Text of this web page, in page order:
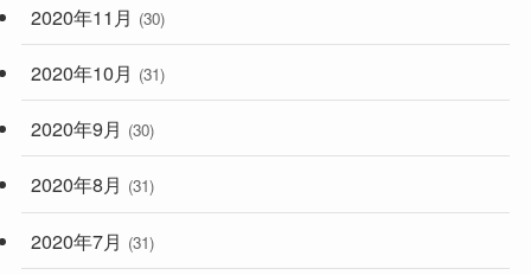
2020年11月 (30)
2020年10月 (31)
2020年9月 (30)
2020年8月 (31)
2020年7月 (31)